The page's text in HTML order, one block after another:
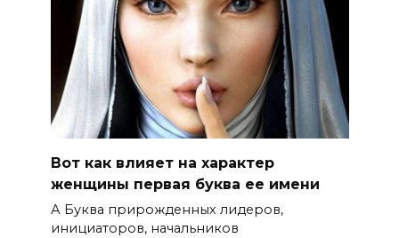
Вот как влияет на характер
женщины первая буква ее имени
А Буква прирожденных лидеров,
инициаторов, начальников